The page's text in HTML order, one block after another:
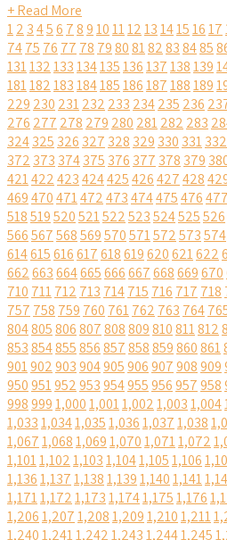
+ Read More
12 3456 7891011121314151617
7475 76 77 78 79808182838485
131132133134135136137138139
181182183184185186187188189
229 230 231232 233 234235 236
276 277 278 279 280 281282 283
324325 326 327 328 329 330 331332
372 373 374375 376 377 378 379
421422423424425426427428
469470471472473474475476477
518519520521522523524525526
566567568569570571572573574
614615616617618619620621622
662663664665666667668669670
710 711712 713 714715 716 717 718
757 758 759 760 761762 763 764
804805806807808809810811812
853854855856857858859860861
901902903904905906907908909
950951952953954955956957958
9989991,0001,0011,0021,0031,004
1,0331,0341,0351,0361,0371,038
1,0671,0681,0691,0701,0711,072
1,1011,1021,1031,1041,1051,106
1,1361,1371,1381,1391,1401,141
1,1711,1721,1731,1741,1751,176
1,2061,2071,2081,2091,2101,211
1,2401,2411,2421,2431,2441,245